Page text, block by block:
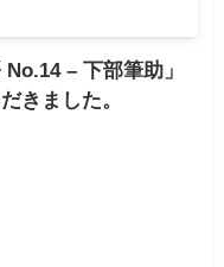
– 下部筆助」
きました。